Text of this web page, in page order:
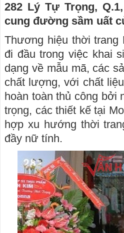
282 Lý Tự Trọng,
cung đường sầm uất
Thương hiệu thời trang
đi đầu trong việc khai
dạng về mẫu mã, các
chất lượng, với chất
hoàn toàn thủ công bởi
trọng, các thiết kế tại
hợp xu hướng thời
đầy nữ tính.